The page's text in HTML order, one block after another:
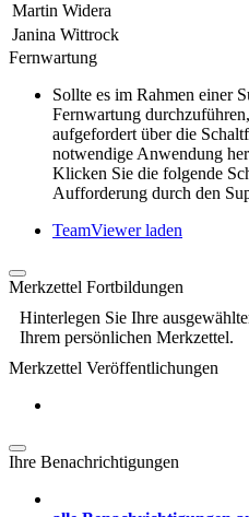
Martin Widera
Janina Wittrock
Fernwartung
Sollte es im Rahmen einer
Fernwartung
aufgefordert über die
notwendige Anwendung
Klicken Sie die folgende
Aufforderung durch den
TeamViewer laden
Merkzettel Fortbildungen
Hinterlegen Sie Ihre
Ihrem persönlichen Merkzettel.
Merkzettel Veröffentlichungen
Ihre Benachrichtigungen